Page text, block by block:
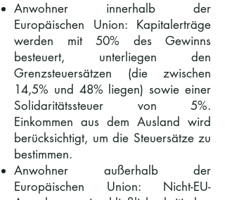
Anwohner innerhalb der
Europäischen Union: Kapitalerträge
werden mit 50% des Gewinns
besteuert, unterliegen den
Grenzsteuersätzen (die zwischen
14,5% und 48% liegen) sowie einer
Solidaritätssteuer von 5%.
Einkommen aus dem Ausland wird
berücksichtigt, um die Steuersätze zu
bestimmen.
Anwohner außerhalb der
Europäischen Union: Nicht-EU-